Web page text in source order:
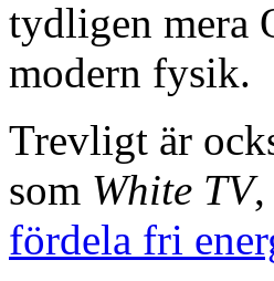
tydligen mera
modern fysik.
Trevligt är
som White TV,
fördela fri